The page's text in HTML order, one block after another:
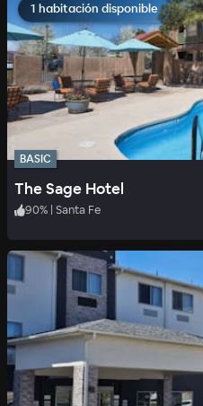
1 habitación disponible
BASIC
The Sage Hotel
90% | Santa Fe